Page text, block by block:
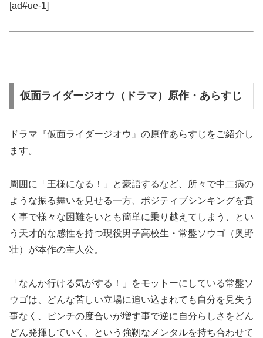
[ad#ue-1]
仮面ライダージオウ（ドラマ）原作・あらすじ
ドラマ『仮面ライダージオウ』の原作あらすじをご紹介し
ます。
周囲に「王様になる！」と豪語するなど、所々で中二病の
ような振る舞いを見せる一方、ポジティブシンキングを貫
く事で様々な困難をいとも簡単に乗り越えてしまう、とい
う天才的な感性を持つ現役男子高校生・常盤ソウゴ（奥野
壮）が本作の主人公。
「なんか行ける気がする！」をモットーにしている常盤ソ
ウゴは、どんな苦しい立場に追い込まれても自分を見失う
事なく、ピンチの度合いが増す事で逆に自分らしさをどん
どん発揮していく、という強靭なメンタルを持ち合わせて